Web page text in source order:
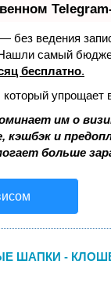
без ведения
Нашли самый
бесплатно.
упрощает
им о
кэшбэк и
больше
ШАПКИ -